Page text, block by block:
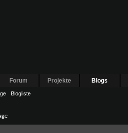
Forum Projekte Blogs
Blogliste